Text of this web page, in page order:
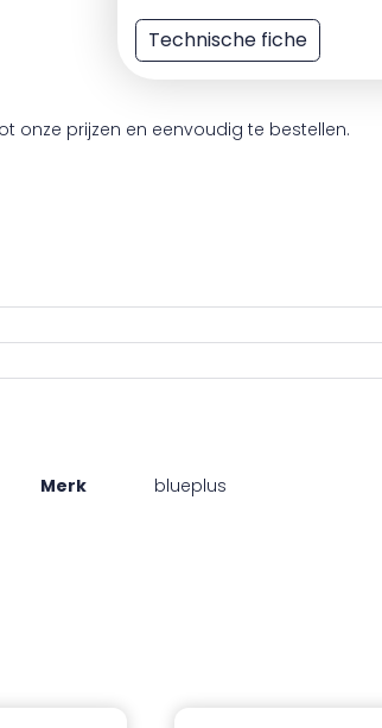
Technische fiche
onze prijzen en eenvoudig te bestellen.
Merk blueplus